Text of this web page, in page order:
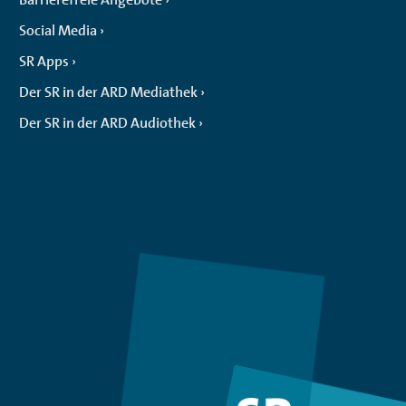
Social Media
SR Apps
Der SR in der ARD Mediathek
Der SR in der ARD Audiothek